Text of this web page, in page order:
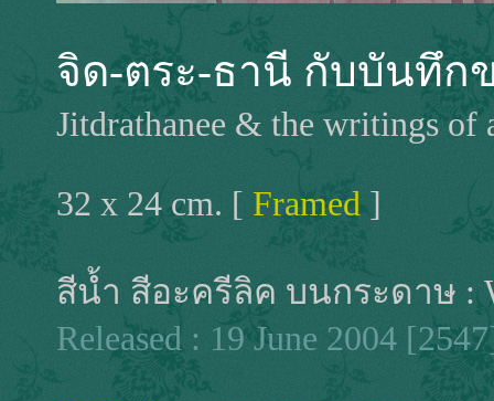
จิด-ตระ-ธานี กับบันทึก
Jitdrathanee & the writings
32 x 24 cm. [ Framed ]
สีน้ำ สีอะครีลิค บนกระดาษ :
Released : 19 June 2004